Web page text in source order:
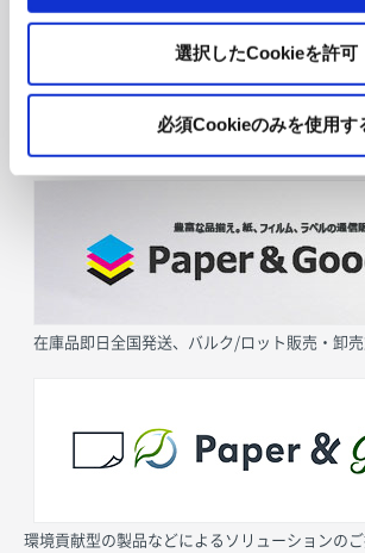
選択したCookieを許可
必須Cookieのみを使用す
在庫品即日全国発送、バルク/ロット販売・卸売
環境貢献型の製品などによるソリューションの